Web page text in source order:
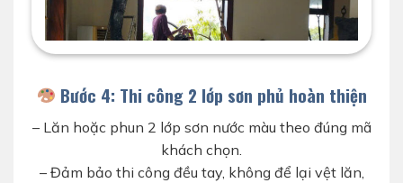
sơn lót chống kềm cho nhà
Bước 4: Thi công 2 lớp sơn phủ hoàn thiện
– Lăn hoặc phun 2 lớp sơn nước màu theo đúng mã
khách chọn.
– Đảm bảo thi công đều tay, không để lại vệt lăn,